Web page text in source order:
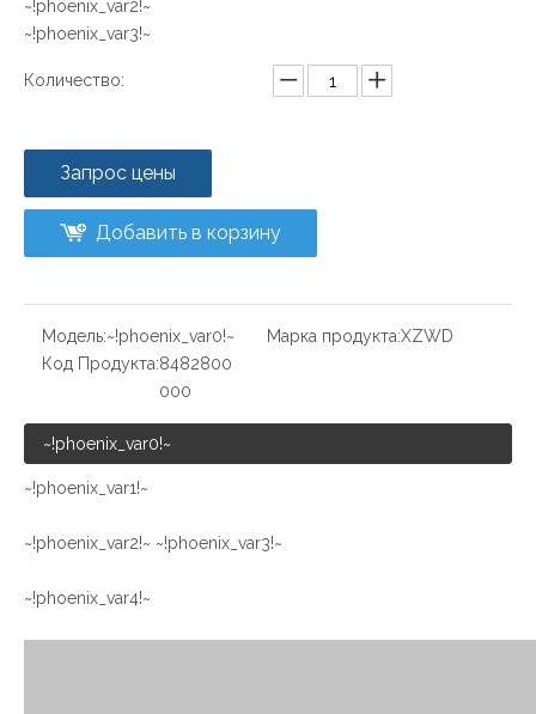
~!phoenix_var2!~
~!phoenix_var3!~
Количество:
Запрос цены
Добавить в корзину
Модель:~!phoenix_var0!~ Марка продукта:XZWD
Код Продукта:8482800
000
~!phoenix_var0!~
~!phoenix_var1!~
~!phoenix_var2!~ ~!phoenix_var3!~
~!phoenix_var4!~